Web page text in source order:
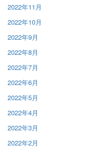
2022年11月
2022年10月
2022年9月
2022年8月
2022年7月
2022年6月
2022年5月
2022年4月
2022年3月
2022年2月